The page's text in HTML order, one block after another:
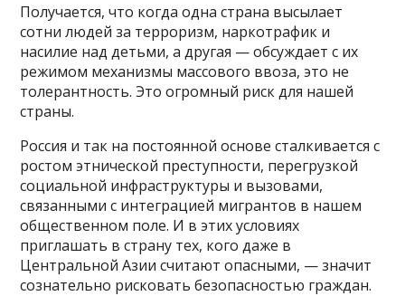
Получается, что когда одна страна высылает
сотни людей за терроризм, наркотрафик и
насилие над детьми, а другая — обсуждает с их
режимом механизмы массового ввоза, это не
толерантность. Это огромный риск для нашей
страны.
Россия и так на постоянной основе сталкивается с
ростом этнической преступности, перегрузкой
социальной инфраструктуры и вызовами,
связанными с интеграцией мигрантов в нашем
общественном поле. И в этих условиях
приглашать в страну тех, кого даже в
Центральной Азии считают опасными, — значит
сознательно рисковать безопасностью граждан.